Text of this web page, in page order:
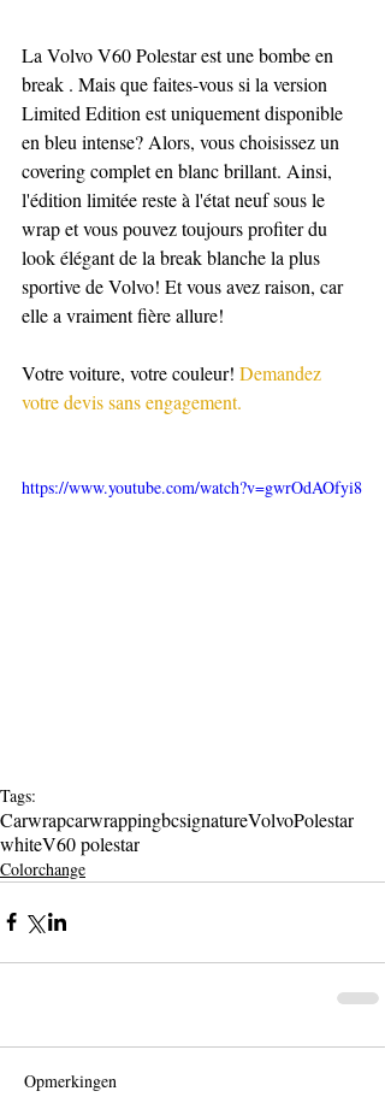
La Volvo V60 Polestar est une bombe en
break . Mais que faites-vous si la version
Limited Edition est uniquement disponible
en bleu intense? Alors, vous choisissez un
covering complet en blanc brillant. Ainsi,
l'édition limitée reste à l'état neuf sous le
wrap et vous pouvez toujours profiter du
look élégant de la break blanche la plus
sportive de Volvo! Et vous avez raison, car
elle a vraiment fière allure!
Votre voiture, votre couleur! Demandez
votre devis sans engagement.
https://www.youtube.com/watch?v=gwrOdAOfyi8
Tags:
CarwrapcarwrappingbcsignatureVolvoPolestar
whiteV60 polestar
Colorchange
Opmerkingen